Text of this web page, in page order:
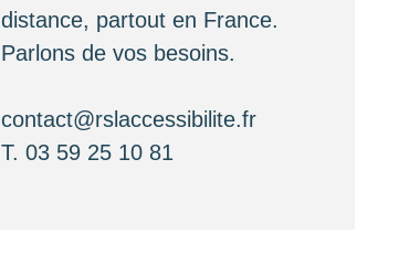
distance, partout en France.
Parlons de vos besoins.
contact@rslaccessibilite.fr
T. 03 59 25 10 81